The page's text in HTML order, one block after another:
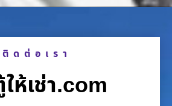
ติดต่อเรา
ห้เช่า.com